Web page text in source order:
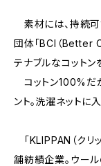
素材には、持続可
団体「BCI（Better
テナブルなコットン
コットン100%だ
ント。洗濯ネットに
「KLIPPAN（クリ
舗紡績企業。ウー